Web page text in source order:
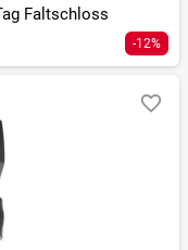
Faltschloss
-12%